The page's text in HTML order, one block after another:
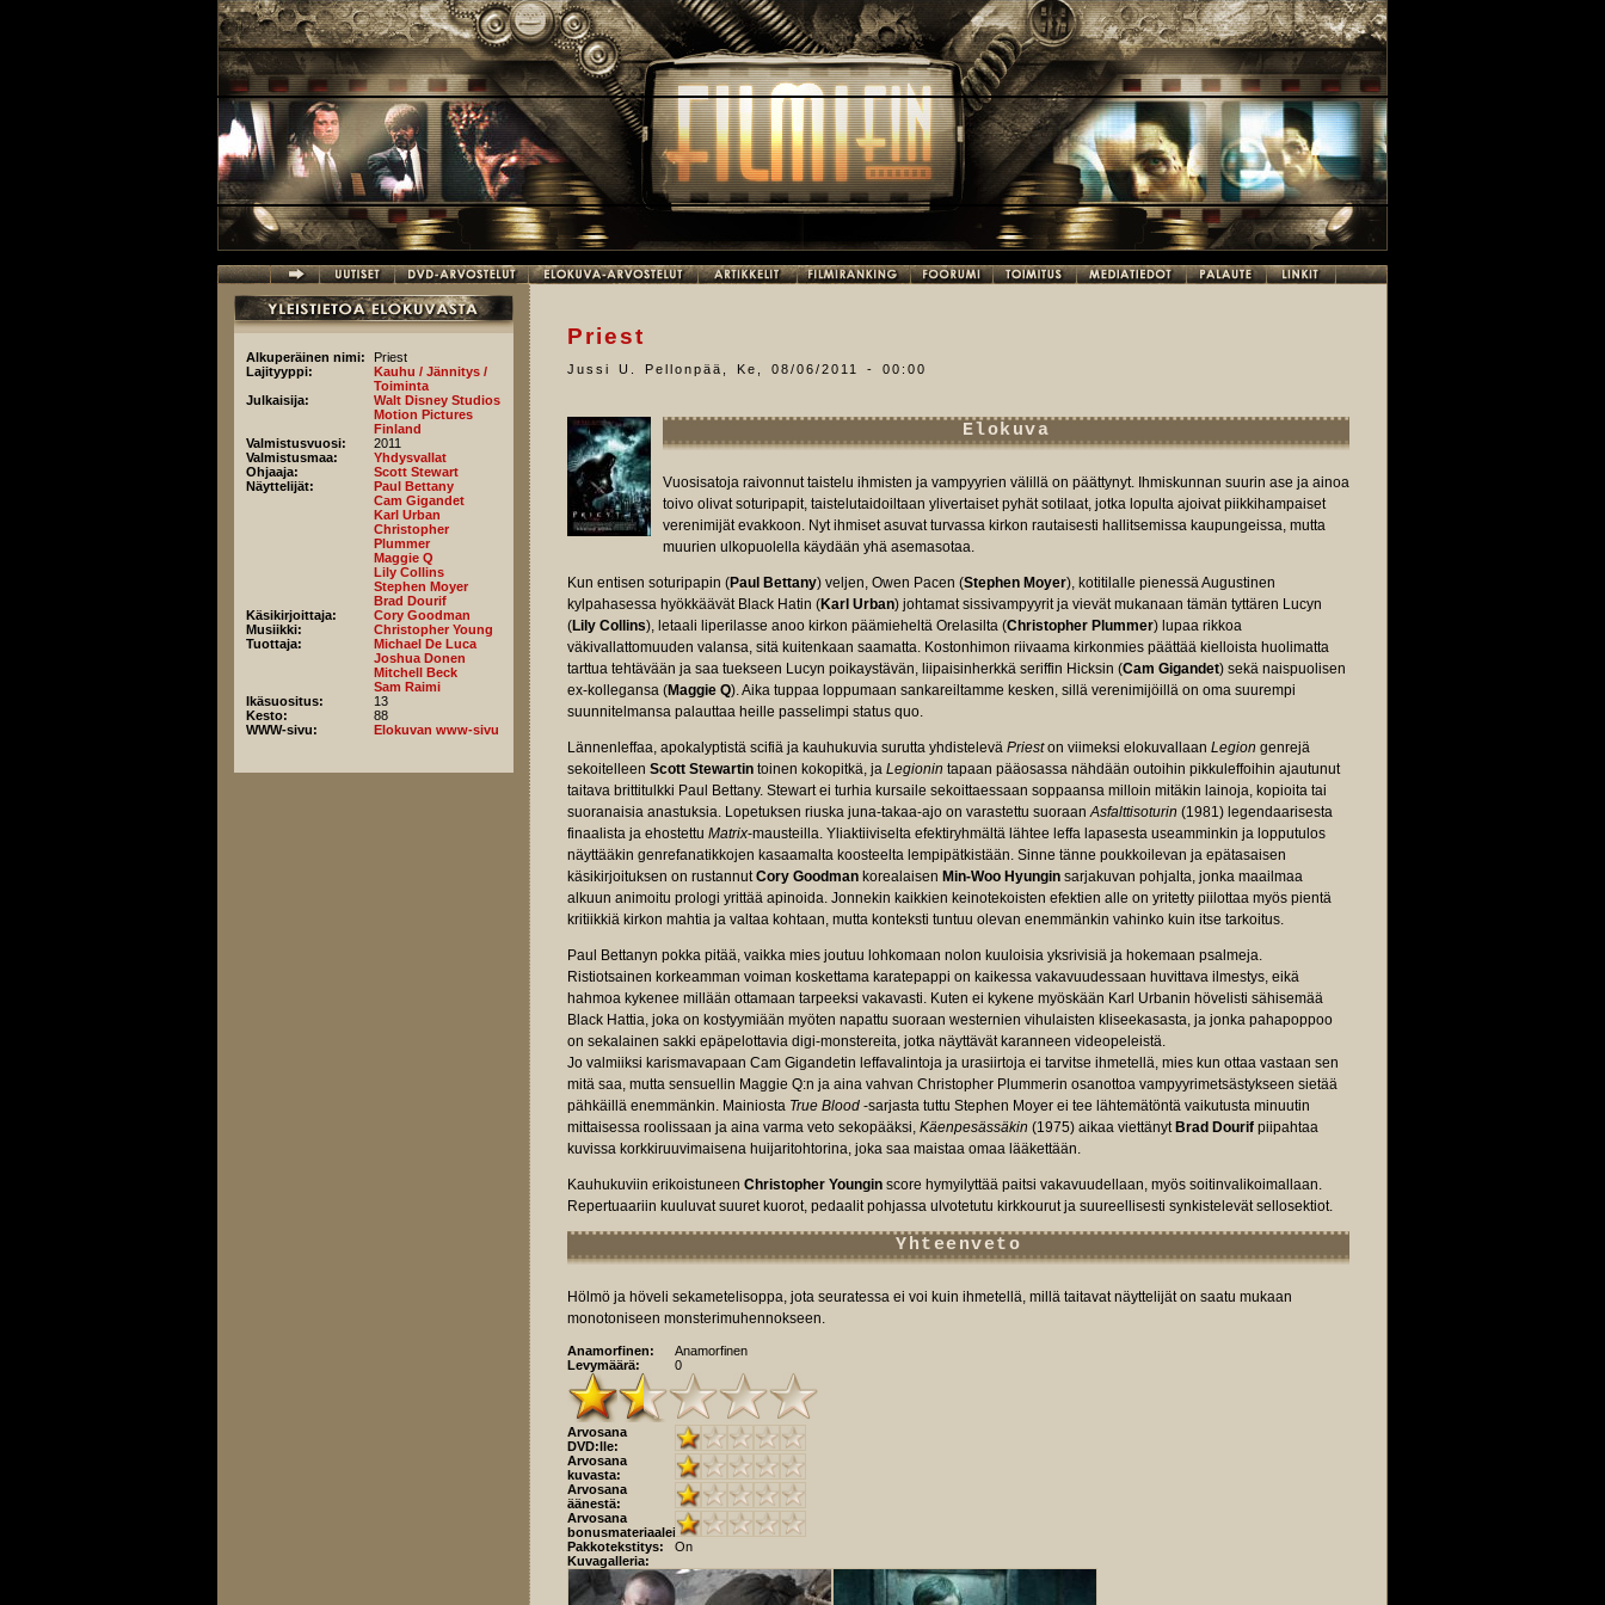
Alkuperäinen nimi:
Priest
Lajityyppi:
Kauhu / Jännitys /
Toiminta
Julkaisija:
Walt Disney Studios
Motion Pictures
Finland
Valmistusvuosi:
2011
Valmistusmaa:
Yhdysvallat
Ohjaaja:
Scott Stewart
Näyttelijät:
Paul Bettany
Cam Gigandet
Karl Urban
Christopher
Plummer
Maggie Q
Lily Collins
Stephen Moyer
Brad Dourif
Käsikirjoittaja:
Cory Goodman
Musiikki:
Christopher Young
Tuottaja:
Michael De Luca
Joshua Donen
Mitchell Beck
Sam Raimi
Ikäsuositus:
13
Kesto:
88
WWW-sivu:
Elokuvan www-sivu
Priest
Jussi U. Pellonpää Ke, 08/06/2011 - 00:00
Elokuva
Vuosisatoja raivonnut taistelu ihmisten ja vampyyrien välillä on päättynyt. Ihmiskunnan suurin ase ja ainoa
toivo olivat soturipapit, taistelutaidoiltaan ylivertaiset pyhät sotilaat, jotka lopulta ajoivat piikkihampaiset
verenimijät evakkoon. Nyt ihmiset asuvat turvassa kirkon rautaisesti hallitsemissa kaupungeissa, mutta
muurien ulkopuolella käydään yhä asemasotaa.
Kun entisen soturipapin (Paul Bettany) veljen, Owen Pacen (Stephen Moyer), kotitilalle pienessä Augustinen
kylpahasessa hyökkäävät Black Hatin (Karl Urban) johtamat sissivampyyrit ja vievät mukanaan tämän tyttären Lucyn
(Lily Collins), letaali liperilasse anoo kirkon päämieheltä Orelasilta (Christopher Plummer) lupaa rikkoa
väkivallattomuuden valansa, sitä kuitenkaan saamatta. Kostonhimon riivaama kirkonmies päättää kielloista huolimatta
tarttua tehtävään ja saa tuekseen Lucyn poikaystävän, liipaisinherkkä seriffin Hicksin (Cam Gigandet) sekä naispuolisen
ex-kollegansa (Maggie Q). Aika tuppaa loppumaan sankareiltamme kesken, sillä verenimijöillä on oma suurempi
suunnitelmansa palauttaa heille passelimpi status quo.
Lännenleffaa, apokalyptistä scifiä ja kauhukuvia surutta yhdistelevä Prieston viimeksi elokuvallaan Legion genrejä
sekoitelleen Scott Stewartin toinen kokopitkä, ja Legionin tapaan pääosassa nähdään outoihin pikkuleffoihin ajautunut
taitava brittitulkki Paul Bettany. Stewart ei turhia kursaile sekoittaessaan soppaansa milloin mitäkin lainoja, kopioita tai
suoranaisia anastuksia. Lopetuksen riuska juna-takaa-ajo on varastettu suoraanAsfalttisoturin (1981) legendaarisesta
finaalista ja ehostettu Matrix-mausteilla. Yliaktiiviselta efektiryhmältä lähtee leffa lapasesta useamminkin ja lopputulos
näyttääkin genrefanatikkojen kasaamalta koosteelta lempipätkistään. Sinne tänne poukkoilevan ja epätasaisen
käsikirjoituksen on rustannutCory Goodman korealaisen Min-Woo Hyungin sarjakuvan pohjalta, jonka maailmaa
alkuun animoitu prologi yrittää apinoida. Jonnekin kaikkien keinotekoisten efektien alle on yritetty piilottaa myös pientä
kritiikkiä kirkon mahtia ja valtaa kohtaan, mutta konteksti tuntuu olevan enemmänkin vahinko kuin itse tarkoitus.
Paul Bettanyn pokka pitää, vaikka mies joutuu lohkomaan nolon kuuloisia yksrivisiä ja hokemaan psalmeja.
Ristiotsainen korkeamman voiman koskettama karatepappi on kaikessa vakavuudessaan huvittava ilmestys, eikä
hahmoa kykenee millään ottamaan tarpeeksi vakavasti. Kuten ei kykene myöskään Karl Urbanin hövelisti sähisemää
Black Hattia, joka on kostyymiään myöten napattu suoraan westernien vihulaisten kliseekasasta, ja jonka pahapoppoo
on sekalainen sakki epäpelottavia digi-monstereita, jotka näyttävät karanneen videopeleistä.
Jo valmiiksi karismavapaan Cam Gigandetin leffavalintoja ja urasiirtoja ei tarvitse ihmetellä, mies kun ottaa vastaan sen
mitä saa, mutta sensuellin Maggie Q:n ja aina vahvan Christopher Plummerin osanottoa vampyyrimetsästykseen sietää
pähkäillä enemmänkin. Mainiosta True Blood -sarjasta tuttu Stephen Moyer ei tee lähtemätöntä vaikutusta minuutin
mittaisessa roolissaan ja aina varma veto sekopääksi, Käenpesässäkin (1975) aikaa viettänyt Brad Dourif piipahtaa
kuvissa korkkiruuvimaisena huijaritohtorina, joka saa maistaa omaa lääkettään.
Kauhukuviin erikoistuneen Christopher Youngin score hymyilyttää paitsi vakavuudellaan, myös soitinvalikoimallaan.
Repertuaariin kuuluvat suuret kuorot, pedaalit pohjassa ulvotetutu kirkkourut ja suureellisesti synkistelevät sellosektiot.
Yhteenveto
Hölmö ja höveli sekametelisoppa, jota seuratessa ei voi kuin ihmetellä, millä taitavat näyttelijät on saatu mukaan
monotoniseen monsterimuhennokseen.
Anamorfinen:
Anamorfinen
Levymäärä:
0
Arvosana
DVD:lle:
Arvosana
kuvasta:
Arvosana
äänestä:
Arvosana
bonusmateriaaleista:
Pakkotekstitys:
On
Kuvagalleria: